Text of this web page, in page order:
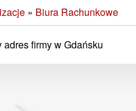
» Biura Rachunkowe
adres firmy w Gdańsku